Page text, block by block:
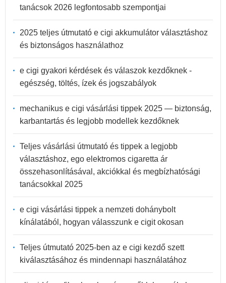
tanácsok 2026 legfontosabb szempontjai
2025 teljes útmutató e cigi akkumulátor választáshoz
és biztonságos használathoz
e cigi gyakori kérdések és válaszok kezdőknek -
egészség, töltés, ízek és jogszabályok
mechanikus e cigi vásárlási tippek 2025 — biztonság,
karbantartás és legjobb modellek kezdőknek
Teljes vásárlási útmutató és tippek a legjobb
választáshoz, ego elektromos cigaretta ár
összehasonlításával, akciókkal és megbízhatósági
tanácsokkal 2025
e cigi vásárlási tippek a nemzeti dohánybolt
kínálatából, hogyan válasszunk e cigit okosan
Teljes útmutató 2025-ben az e cigi kezdő szett
kiválasztásához és mindennapi használatához